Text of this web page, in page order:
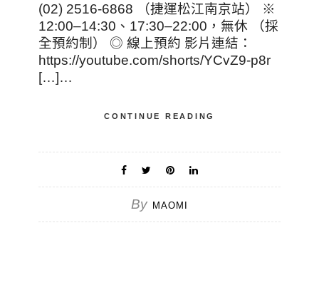
(02) 2516-6868 （捷運松江南京站） ※
12:00–14:30、17:30–22:00，無休 （採
全預約制） ◎ 線上預約 影片連結：
https://youtube.com/shorts/YCvZ9-p8r
[…]…
CONTINUE READING
By MAOMI